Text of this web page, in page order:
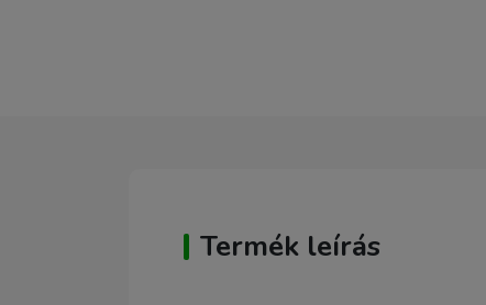
Termék leírás